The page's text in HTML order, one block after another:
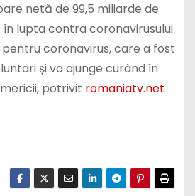
netă de 99,5 miliarde de
lupta contra coronavirusului
coronavirus, care a fost
și va ajunge curând în
potrivit romaniatv.net